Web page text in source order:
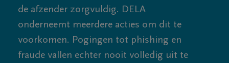
de afzender zorgvuldig. DELA
onderneemt meerdere acties om dit te
voorkomen. Pogingen tot phishing en
fraude vallen echter nooit volledig uit te